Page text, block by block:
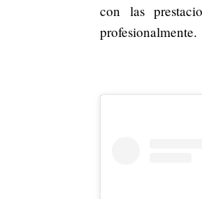
con las
profesionalmente.